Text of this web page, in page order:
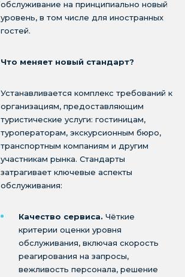
обслуживание на принципиально новый
уровень, в том числе для иностранных
гостей.
Что меняет новый стандарт?
Устанавливается комплекс требований к
организациям, предоставляющим
туристические услуги: гостиницам,
туроператорам, экскурсионным бюро,
транспортным компаниям и другим
участникам рынка. Стандарты
затрагивает ключевые аспекты
обслуживания:
Качество сервиса. Чёткие
критерии оценки уровня
обслуживания, включая скорость
реагирования на запросы,
вежливость персонала, решение